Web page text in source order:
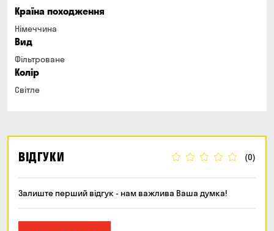
Країна походження
Німеччина
Вид
Фільтроване
Колір
Світле
ВІДГУКИ (0)
Залиште перший відгук - нам важлива Ваша думка!